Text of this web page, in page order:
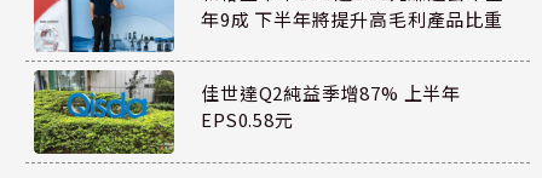
年9成 下半年將提升高毛利產品比重
佳世達Q2純益季增87% 上半年
EPS0.58元